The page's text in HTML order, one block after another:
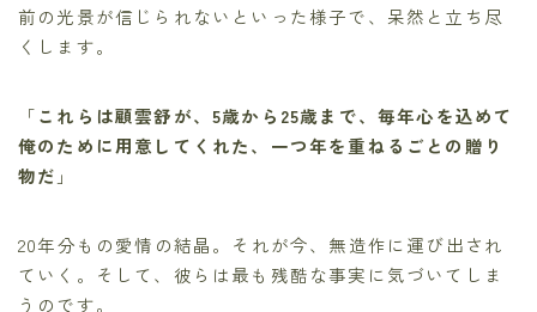
前の光景が信じられないといった様子で、呆然と立ち尽
くします。
「これらは顧雲舒が、5歳から25歳まで、毎年心を込めて
俺のために用意してくれた、一つ年を重ねるごとの贈り
物だ 」
20年分もの愛情の結晶。それが今、無造作に運び出され
ていく。そして、彼らは最も残酷な事実に気づいてしま
うのです。